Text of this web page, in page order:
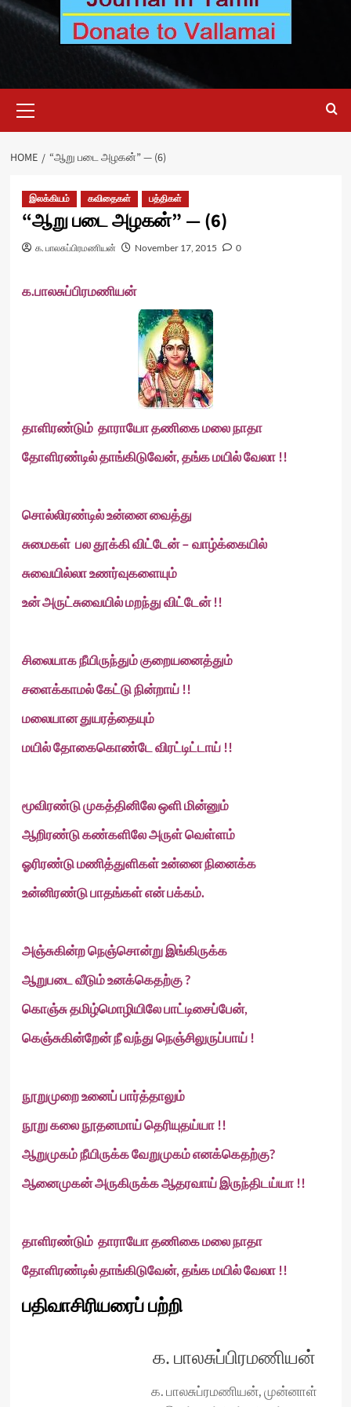
Menu
HOME “ஆறு படை அழகன்” — (6)
இலக்கியம் கவிதைகள் பத்திகள்
“ஆறு படை அழகன்” — (6)
க. பாலசுப்பிரமணியன் November 17, 2015 0
க.பாலசுப்பிரமணியன்
தாளிரண்டும் தாராயோ தணிகை மலை நாதா
தோளிரண்டில் தாங்கிடுவேன், தங்க மயில் வேலா !!
சொல்லிரண்டில் உன்னை வைத்து
சுமைகள் பல தூக்கி விட்டேன் – வாழ்க்கையில்
சுவையில்லா உணர்வுகளையும்
உன் அருட்சுவையில் மறந்து விட்டேன் !!
சிலையாக நீயிருந்தும் குறையனைத்தும்
சளைக்காமல் கேட்டு நின்றாய் !!
மலையான துயரத்தையும்
மயில் தோகைகொண்டே விரட்டிட்டாய் !!
மூவிரண்டு முகத்தினிலே ஒளி மின்னும்
ஆறிரண்டு கண்களிலே அருள் வெள்ளம்
ஓரிரண்டு மணித்துளிகள் உன்னை நினைக்க
உன்னிரண்டு பாதங்கள் என் பக்கம்.
அஞ்சுகின்ற நெஞ்சொன்று இங்கிருக்க
ஆறுபடை வீடும் உனக்கெதற்கு ?
கொஞ்சு தமிழ்மொழியிலே பாட்டிசைப்பேன்,
கெஞ்சுகின்றேன் நீ வந்து நெஞ்சிலுருப்பாய் !
நூறுமுறை உனைப் பார்த்தாலும்
நூறு கலை நூதனமாய் தெரியுதய்யா !!
ஆறுமுகம் நீயிருக்க வேறுமுகம் எனக்கெதற்கு?
ஆனைமுகன் அருகிருக்க ஆதரவாய் இருந்திடய்யா !!
தாளிரண்டும் தாராயோ தணிகை மலை நாதா
தோளிரண்டில் தாங்கிடுவேன், தங்க மயில் வேலா !!
பதிவாசிரியரைப் பற்றி
க. பாலசுப்பிரமணியன்
க. பாலசுப்ரமணியன், முன்னாள்